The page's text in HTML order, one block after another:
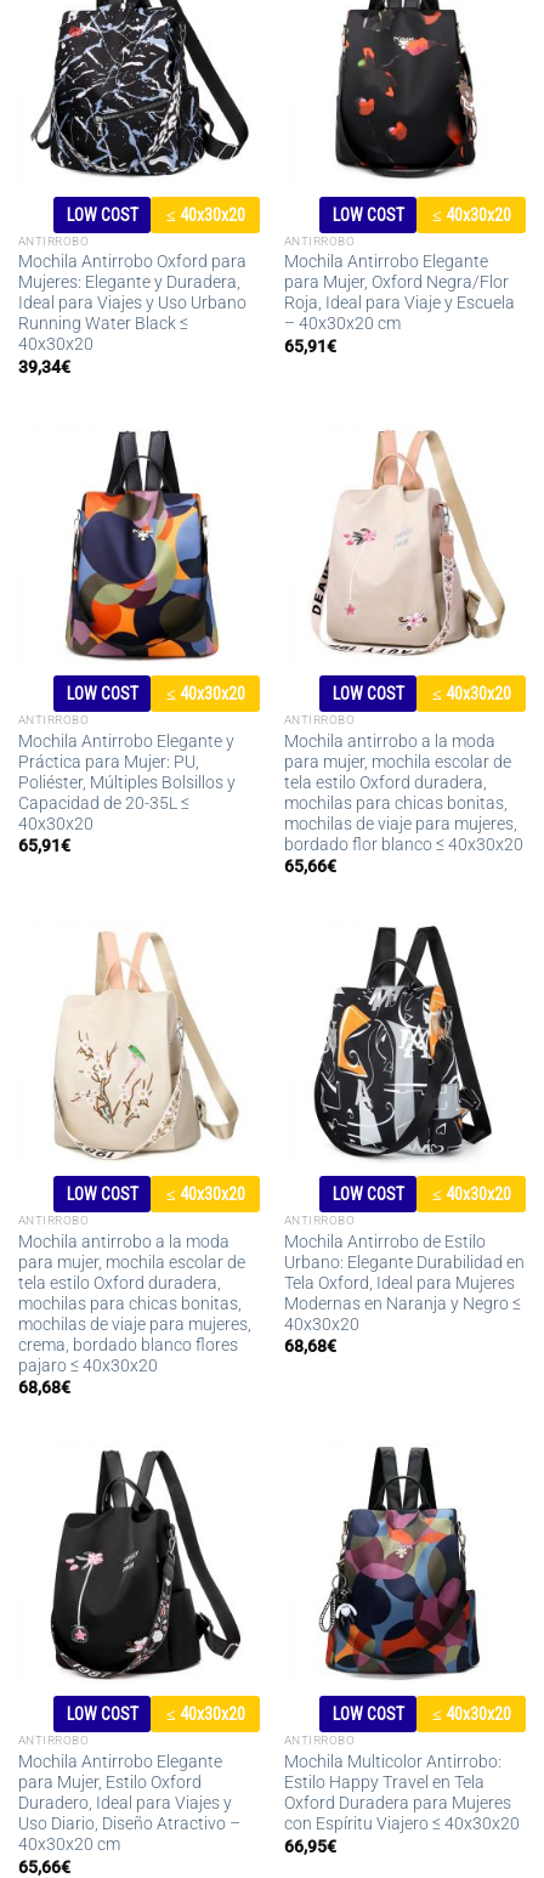
LOW COST ≤ 40x30x20
ANTIRROBO
Mochila Antirrobo Oxford para
Mujeres: Elegante y Duradera,
Ideal para Viajes y Uso Urbano
Running Water Black ≤
40x30x20
39,34€
LOW COST ≤ 40x30x20
ANTIRROBO
Mochila Antirrobo Elegante
para Mujer, Oxford Negra/Flor
Roja, Ideal para Viaje y Escuela
– 40x30x20 cm
65,91€
LOW COST ≤ 40x30x20
ANTIRROBO
Mochila Antirrobo Elegante y
Práctica para Mujer: PU,
Poliéster, Múltiples Bolsillos y
Capacidad de 20-35L ≤
40x30x20
65,91€
LOW COST ≤ 40x30x20
ANTIRROBO
Mochila antirrobo a la moda
para mujer, mochila escolar de
tela estilo Oxford duradera,
mochilas para chicas bonitas,
mochilas de viaje para mujeres,
bordado flor blanco ≤ 40x30x20
65,66€
LOW COST ≤ 40x30x20
ANTIRROBO
Mochila antirrobo a la moda
para mujer, mochila escolar de
tela estilo Oxford duradera,
mochilas para chicas bonitas,
mochilas de viaje para mujeres,
crema, bordado blanco flores
pajaro ≤ 40x30x20
68,68€
LOW COST ≤ 40x30x20
ANTIRROBO
Mochila Antirrobo de Estilo
Urbano: Elegante Durabilidad en
Tela Oxford, Ideal para Mujeres
Modernas en Naranja y Negro ≤
40x30x20
68,68€
LOW COST ≤ 40x30x20
ANTIRROBO
Mochila Antirrobo Elegante
para Mujer, Estilo Oxford
Duradero, Ideal para Viajes y
Uso Diario, Diseño Atractivo –
40x30x20 cm
65,66€
LOW COST ≤ 40x30x20
ANTIRROBO
Mochila Multicolor Antirrobo:
Estilo Happy Travel en Tela
Oxford Duradera para Mujeres
con Espíritu Viajero ≤ 40x30x20
66,95€